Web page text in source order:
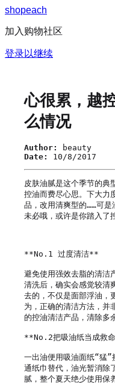
shopeach
加入购物社区
登录以继续
心很累，越
么情况
Author:
beauty
Date:
10/8/2017
皮肤油腻是这个季节的典
控油而费尽心思。下大力
品，改用清爽型的……可
未必哦，或许是你踏入了
**No.1 过度清洁**
避免使用强效去脂的清洁
清洗后，确实会感觉较清
去的，不仅是面部浮油，
为，正确的清洁方法，并
的控油清洁产品，清除多
**No.2把吸油纸当成救
一出油便用吸油面纸“猛”
通纸巾替代，油光暂消除
腻，整个夏天绝少使用保